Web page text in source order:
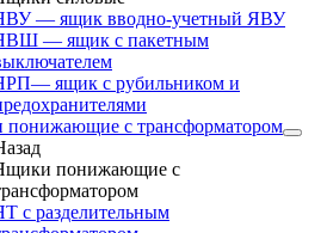
— ящик вводно-учетный ЯВУ
— ящик с пакетным
ящик с рубильником и
с трансформатором
понижающие с
с разделительным